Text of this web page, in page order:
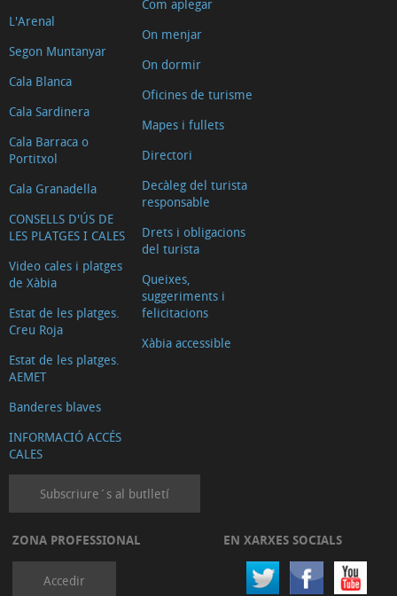
L'Arenal
Segon Muntanyar
Cala Blanca
Cala Sardinera
Cala Barraca o
Portitxol
Cala Granadella
CONSELLS D'ÚS DE
LES PLATGES I CALES
Video cales i platges
de Xàbia
Estat de les platges.
Creu Roja
Estat de les platges.
AEMET
Banderes blaves
INFORMACIÓ ACCÉS
CALES
Com aplegar
On menjar
On dormir
Oficines de turisme
Mapes i fullets
Directori
Decàleg del turista
responsable
Drets i obligacions
del turista
Queixes,
suggeriments i
felicitacions
Xàbia accessible
Subscriure´s al butlletí
ZONA PROFESSIONAL
Accedir
EN XARXES SOCIALS